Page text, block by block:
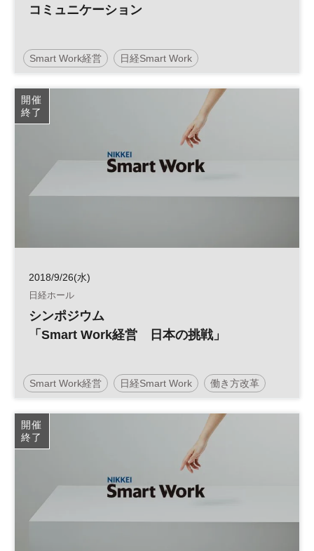
コミュニケーション
Smart Work経営 日経Smart Work
コミュニケーション
生産性向上
開催
終了
2018/9/26(水)
日経ホール
シンポジウム
「Smart Work経営 日本の挑戦」
Smart Work経営 日経Smart Work 働き方改革
開催
終了